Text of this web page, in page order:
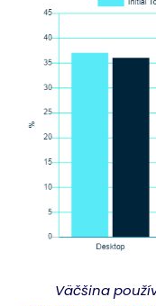
Väčšina